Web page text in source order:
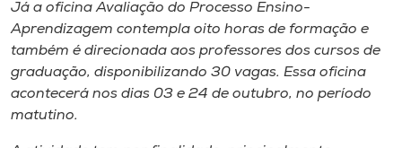
Já a oficina Avaliação do Processo Ensino-
Aprendizagem contempla oito horas de formação e
também é direcionada aos professores dos cursos de
graduação, disponibilizando 30 vagas. Essa oficina
acontecerá nos dias 03 e 24 de outubro, no período
matutino.